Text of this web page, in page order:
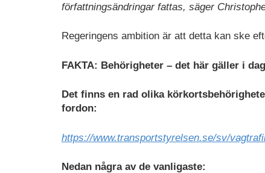
författningsändringar fattas, säger
Regeringens ambition är att detta kan ske
FAKTA: Behörigheter – det här gäller i dag
Det finns en rad olika
fordon:
https://www.transportstyrelsen.se/sv/
Nedan några av de vanligaste: